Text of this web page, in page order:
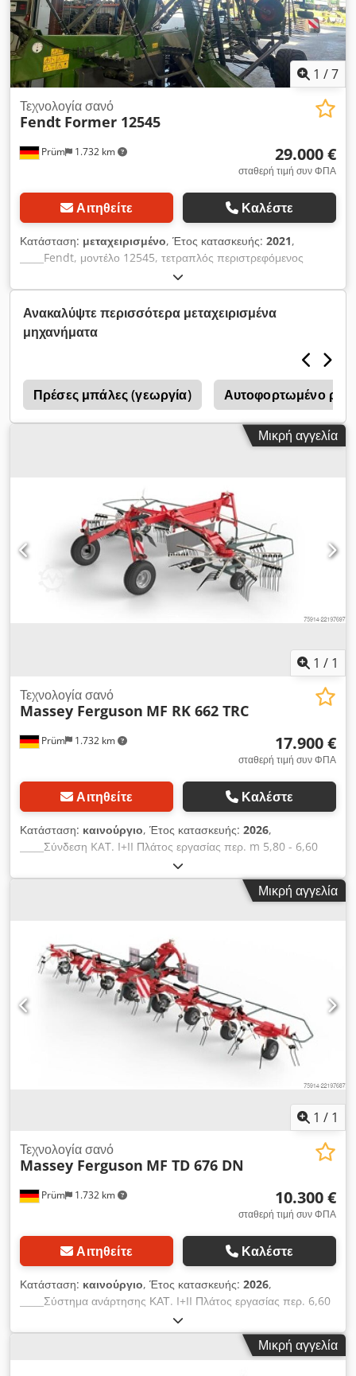
1 /7
Prüm 1.732 km
Τεχνολογία σανό
Fendt Former 12545
29.000 €
σταθερή τιμή συν ΦΠΑ
Αιτηθείτε Καλέστε
Κατάσταση: μεταχειρισμένο, Έτος κατασκευής: 2021,
_____Fendt, μοντέλο 12545, τετραπλός περιστρεφόμενος
αναποδογυριστής. Dcsdpfx Aqszknxtsisk Έτος κατασκευής:
2021. Μηχανικός χειρισμός. Δεν διαθέτει σύστημα Isobus. Λίγα
χιλιόμετρα. Άμεσα διαθέσιμο για χρήση. Τιμή: 29.000,00 ευρώ
(χωρίς ΦΠΑ). 34.510,00 ευρώ (συμπεριλαμβανομένου του 19%
ΦΠΑ). Τοποθεσία αποθήκευσης: δεν καθορίζεται.
Ανακαλύψτε περισσότερα μεταχειρισμένα
μηχανήματα
Πρέσες μπάλες (γεωργία) Αυτοφορτωμένο
Μικρή αγγελία
1 / 1
Prüm 1.732 km
Τεχνολογία σανό
Massey Ferguson MF RK 662 TRC
17.900 €
σταθερή τιμή συν ΦΠΑ
Αιτηθείτε Καλέστε
Κατάσταση: καινούργιο, Έτος κατασκευής: 2026,
_____Σύνδεση KAT. I+II Πλάτος εργασίας περ. m 5,80 - 6,60
Πλάτος σειράς περ. m 1,20 - 1,80 Πλάτος μεταφοράς περ. m
2,75 Ύψος μεταφοράς περ. m (βραχίονες δοντιών
τοποθετημένοι) 3,70 Ύψος μεταφοράς περ. m (βραχίονες
ρότορα 10/10 Διπλά δόντια ανά βραχίονα 4 Ελαστικά σασί
ρότορα 3x 16/6.50-8 Ελαστικά σασί μεταφοράς 10.0/75 - 15.3
Απαιτούμενη ισχύς περ. kW/HP 19/26 Απαιτούμενες
υδραυλικές συνδέσεις 1x EW Ρύθμιση ύψους ρότορα μηχανική
Στροφές PTO σ.α.λ. 540 Στάνταρ PTO άξονας στη σειρά
Προφίλ PTO άξονα 1 3/8" 6σφηνοειδές Ελεύθερη ροή στην
πλευρική μετάδοση στη σειρά Πινακίδες προειδοποίησης στη
σειρά Φωτισμός στη σειρά Βάρος περ. kg 1350 Ειδικός
εξοπλισμός: - Ανεξάρτητη ανύψωση με ηλεκτρική προεπιλογή -
14394 Καθαρή τιμή: 17.900,00 EUR Τελική τιμή: 21.301,00
EUR Dcsdpfx Aqjzgqrbsiek Θέση αποθήκης: άγνωστη
Μικρή αγγελία
1 / 1
Prüm 1.732 km
Τεχνολογία σανό
Massey Ferguson MF TD 676 DN
10.300 €
σταθερή τιμή συν ΦΠΑ
Αιτηθείτε Καλέστε
Κατάσταση: καινούργιο, Έτος κατασκευής: 2026,
_____Σύστημα ανάρτησης ΚΑΤ. I+II Πλάτος εργασίας περ. 6,60
μ Πλάτος μεταφοράς περ. 2,90 μ Ύψος στάθμευσης περ. 3,30
μ Αριθμός στροβίλων 6 Βραχίονες ανά στροβιλοφόρο 6
Ασφάλεια απώλειας δοντιών στάνταρ Ελαστικά 16/6.50-8
Μικρή αγγελία